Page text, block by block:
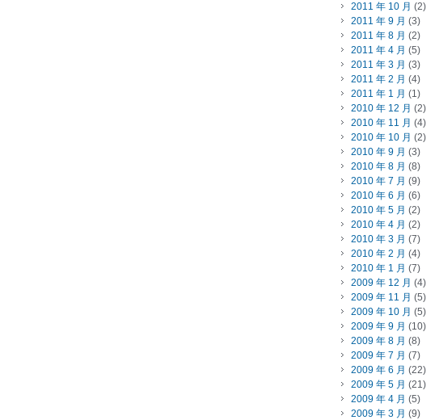
2011 年 10 月 (2)
2011 年 9 月 (3)
2011 年 8 月 (2)
2011 年 4 月 (5)
2011 年 3 月 (3)
2011 年 2 月 (4)
2011 年 1 月 (1)
2010 年 12 月 (2)
2010 年 11 月 (4)
2010 年 10 月 (2)
2010 年 9 月 (3)
2010 年 8 月 (8)
2010 年 7 月 (9)
2010 年 6 月 (6)
2010 年 5 月 (2)
2010 年 4 月 (2)
2010 年 3 月 (7)
2010 年 2 月 (4)
2010 年 1 月 (7)
2009 年 12 月 (4)
2009 年 11 月 (5)
2009 年 10 月 (5)
2009 年 9 月 (10)
2009 年 8 月 (8)
2009 年 7 月 (7)
2009 年 6 月 (22)
2009 年 5 月 (21)
2009 年 4 月 (5)
2009 年 3 月 (9)